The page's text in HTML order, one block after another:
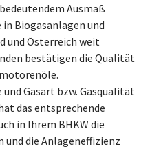
Ausmaß
Biogasanlagen und
und Österreich weit
bestätigen die Qualität
Gasart bzw. Gasqualität
das entsprechende
in Ihrem BHKW die
die Anlageneffizienz